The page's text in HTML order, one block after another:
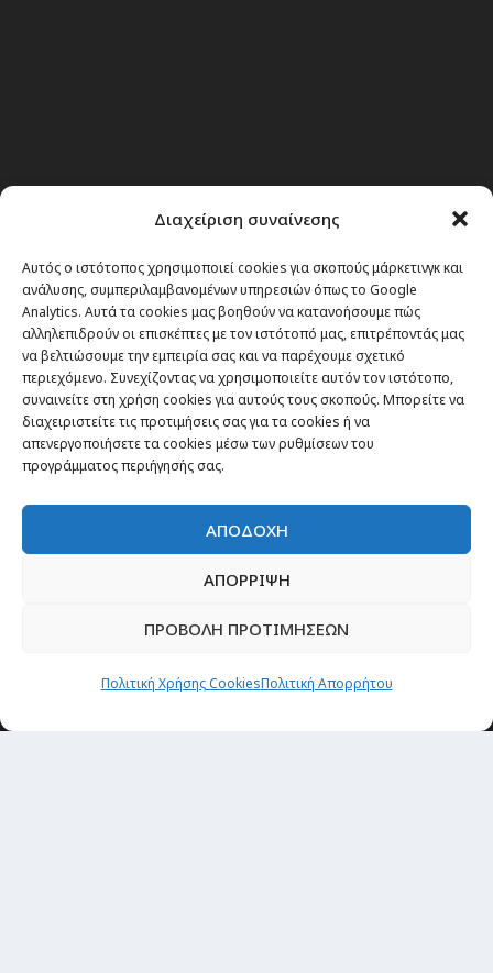
Διαχείριση συναίνεσης
Αυτός ο ιστότοπος χρησιμοποιεί cookies για σκοπούς μάρκετινγκ και
ανάλυσης, συμπεριλαμβανομένων υπηρεσιών όπως το Google
Analytics. Αυτά τα cookies μας βοηθούν να κατανοήσουμε πώς
αλληλεπιδρούν οι επισκέπτες με τον ιστότοπό μας, επιτρέποντάς μας
να βελτιώσουμε την εμπειρία σας και να παρέχουμε σχετικό
περιεχόμενο. Συνεχίζοντας να χρησιμοποιείτε αυτόν τον ιστότοπο,
συναινείτε στη χρήση cookies για αυτούς τους σκοπούς. Μπορείτε να
διαχειριστείτε τις προτιμήσεις σας για τα cookies ή να
απενεργοποιήσετε τα cookies μέσω των ρυθμίσεων του
προγράμματος περιήγησής σας.
ΑΠΟΔΟΧΗ
ΑΠΟΡΡΙΨΗ
ΠΡΟΒΟΛΗ ΠΡΟΤΙΜΗΣΕΩΝ
Πολιτική Χρήσης CookiesΠολιτική Απορρήτου
Θέματα
Passenger στην Ελλάδα
Passenger στον κόσμο
TRAVEL NEWS
Οργάνωσε το ταξίδι σου
CITY and CULTURE